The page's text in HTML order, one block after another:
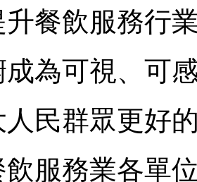
升餐飲服務行
成為可視、可
人民群眾更好
飲服務業各單